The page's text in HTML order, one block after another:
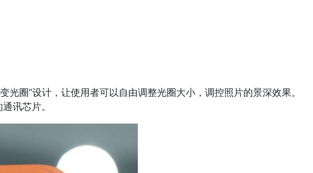
圈”设计，让使用者可以自由调整光圈大小，调控照片的景深效果。
讯芯片。